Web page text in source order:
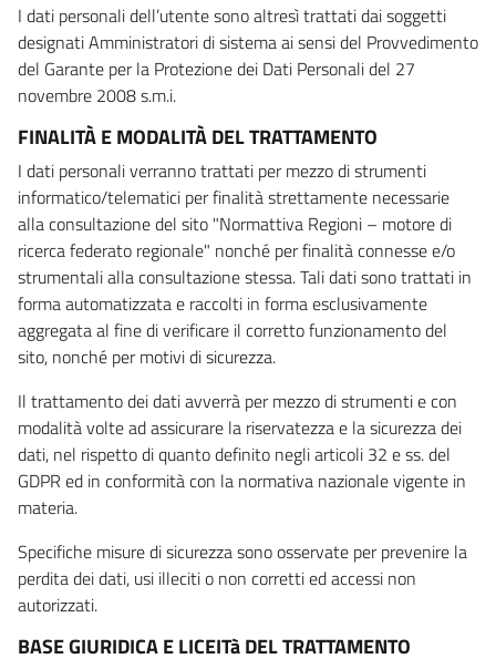
I dati personali dell’utente sono altresì trattati dai soggetti
designati Amministratori di sistema ai sensi del Provvedimento
del Garante per la Protezione dei Dati Personali del 27
novembre 2008 s.m.i.
FINALITÀ E MODALITÀ DEL TRATTAMENTO
I dati personali verranno trattati per mezzo di strumenti
informatico/telematici per finalità strettamente necessarie
alla consultazione del sito "Normattiva Regioni – motore di
ricerca federato regionale" nonché per finalità connesse e/o
strumentali alla consultazione stessa. Tali dati sono trattati in
forma automatizzata e raccolti in forma esclusivamente
aggregata al fine di verificare il corretto funzionamento del
sito, nonché per motivi di sicurezza.
Il trattamento dei dati avverrà per mezzo di strumenti e con
modalità volte ad assicurare la riservatezza e la sicurezza dei
dati, nel rispetto di quanto definito negli articoli 32 e ss. del
GDPR ed in conformità con la normativa nazionale vigente in
materia.
Specifiche misure di sicurezza sono osservate per prevenire la
perdita dei dati, usi illeciti o non corretti ed accessi non
autorizzati.
BASE GIURIDICA E LICEITà DEL TRATTAMENTO